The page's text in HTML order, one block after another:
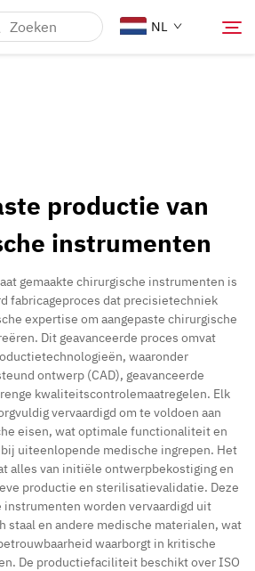
NL
productie van
instrumenten
gemaakte chirurgische instrumenten is
fabricageproces dat precisietechniek
expertise om aangepaste chirurgische
Dit geavanceerde proces omvat
waaronder
ontwerp (CAD), geavanceerde
kwaliteitscontrolemaatregelen. Elk
vervaardigd om te voldoen aan
eisen, wat optimale functionaliteit en
uiteenlopende medische ingrepen. Het
alles van initiële ontwerpbekostiging en
productie en sterilisatievalidatie. Deze
instrumenten worden vervaardigd uit
staal en andere medische materialen, wat
waarborgt in kritische
De productiefaciliteit beschikt over ISO